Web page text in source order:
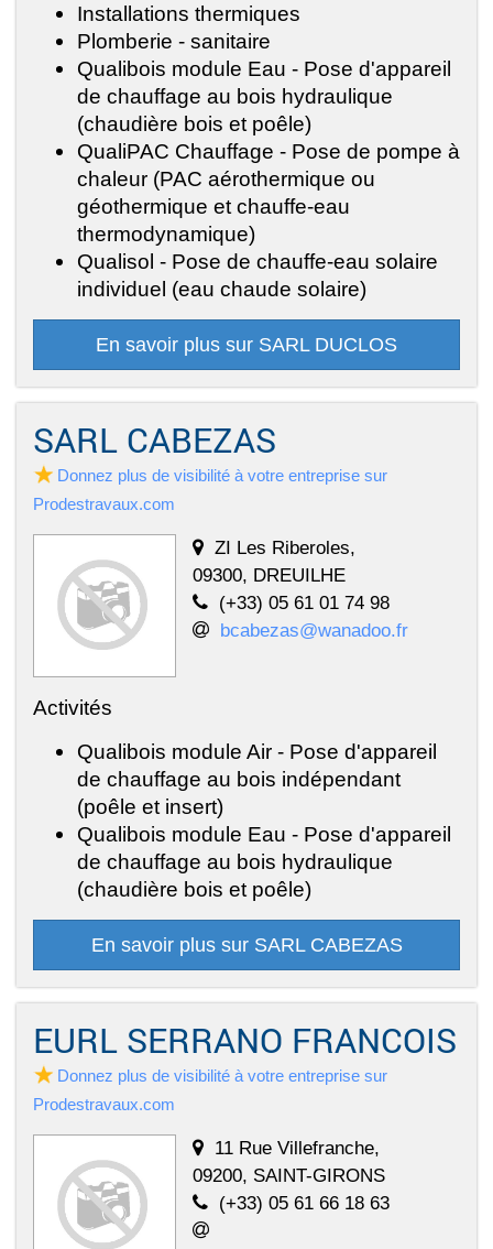
Installations thermiques
Plomberie - sanitaire
Qualibois module Eau - Pose d'appareil
de chauffage au bois hydraulique
(chaudière bois et poêle)
QualiPAC Chauffage - Pose de pompe à
chaleur (PAC aérothermique ou
géothermique et chauffe-eau
thermodynamique)
Qualisol - Pose de chauffe-eau solaire
individuel (eau chaude solaire)
En savoir plus sur SARL DUCLOS
SARL CABEZAS
Donnez plus de visibilité à votre entreprise sur
Prodestravaux.com
ZI Les Riberoles,
09300, DREUILHE
(+33) 05 61 01 74 98
bcabezas@wanadoo.fr
Activités
Qualibois module Air - Pose d'appareil
de chauffage au bois indépendant
(poêle et insert)
Qualibois module Eau - Pose d'appareil
de chauffage au bois hydraulique
(chaudière bois et poêle)
En savoir plus sur SARL CABEZAS
EURL SERRANO FRANCOIS
Donnez plus de visibilité à votre entreprise sur
Prodestravaux.com
11 Rue Villefranche,
09200, SAINT-GIRONS
(+33) 05 61 66 18 63